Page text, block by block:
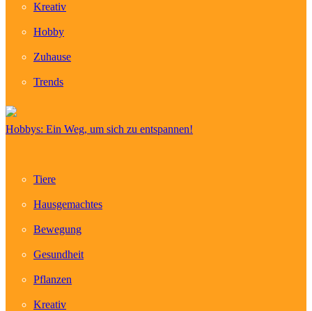
Kreativ
Hobby
Zuhause
Trends
Hobbys: Ein Weg, um sich zu entspannen!
Tiere
Hausgemachtes
Bewegung
Gesundheit
Pflanzen
Kreativ